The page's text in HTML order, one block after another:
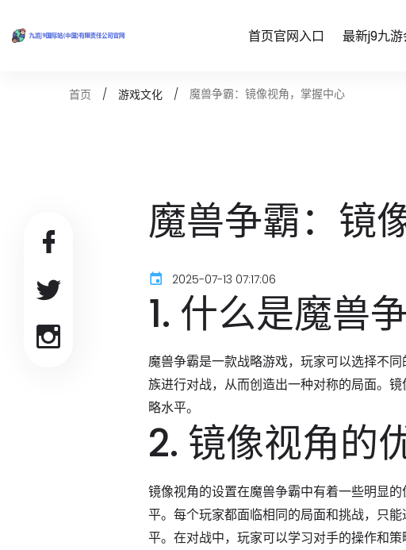
首页官网入口 最新j9九
首页 游戏文化 魔兽争霸：镜像视角，掌握中心
魔兽争霸：镜
2025-07-13 07:17:06
1. 什么是魔兽
魔兽争霸是一款战略游戏，玩家可以选择不
族进行对战，从而创造出一种对称的局面。
略水平。
2. 镜像视角的
镜像视角的设置在魔兽争霸中有着一些明显
平。每个玩家都面临相同的局面和挑战，只
平。在对战中，玩家可以学习对手的操作和